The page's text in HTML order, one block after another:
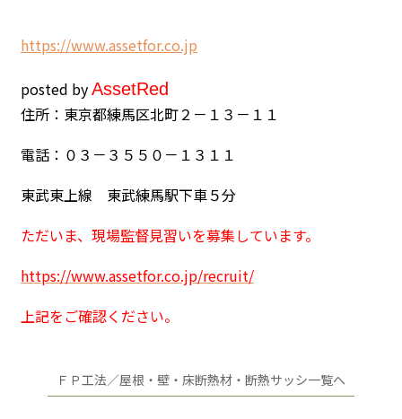
https://www.assetfor.co.jp
posted byAssetRed
住所：東京都練馬区北町２－１３－１１
電話：０３－３５５０－１３１１
東武東上線 東武練馬駅下車５分
ただいま、現場監督見習いを募集しています。
https://www.assetfor.co.jp/recruit/
上記をご確認ください。
ＦＰ工法／屋根・壁・床断熱材・断熱サッシ一覧へ